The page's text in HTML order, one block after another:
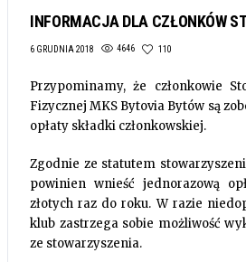
INFORMACJA DLA CZŁONKÓW
6 GRUDNIA 2018 4646 110
Przypominamy, że członkowie
Fizycznej MKS Bytovia Bytów są
opłaty składki członkowskiej.
Zgodnie ze statutem
powinien wnieść jednorazową
złotych raz do roku. W razie
klub zastrzega sobie możliwość
ze stowarzyszenia.